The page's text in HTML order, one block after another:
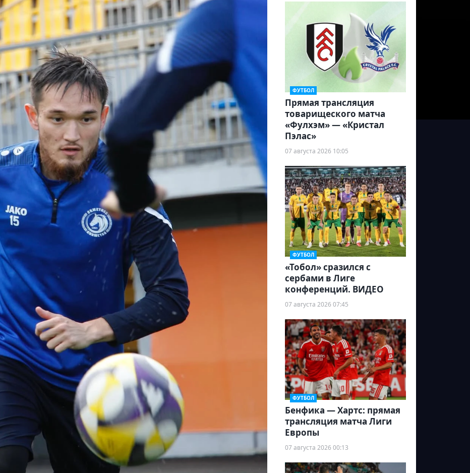
ФУТБОЛ
Прямая трансляция
товарищеского матча
«Фулхэм» — «Кристал
Пэлас»
07 августа 2026 10:05
ФУТБОЛ
«Тобол» сразился с
сербами в Лиге
конференций. ВИДЕО
07 августа 2026 07:45
ФУТБОЛ
Бенфика — Хартс: прямая
трансляция матча Лиги
Европы
07 августа 2026 00:13